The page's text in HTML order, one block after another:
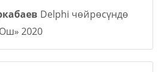
Delphi чөйрөсүндө
2020